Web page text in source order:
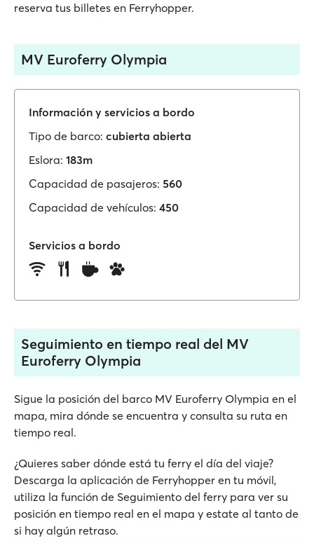
reserva tus billetes en Ferryhopper.
MV Euroferry Olympia
Información y servicios a bordo
Tipo de barco: cubierta abierta
Eslora: 183m
Capacidad de pasajeros: 560
Capacidad de vehículos: 450
Servicios a bordo
Seguimiento en tiempo real del MV
Euroferry Olympia
Sigue la posición del barco MV Euroferry Olympia en el
mapa, mira dónde se encuentra y consulta su ruta en
tiempo real.
¿Quieres saber dónde está tu ferry el día del viaje?
Descarga la aplicación de Ferryhopper en tu móvil,
utiliza la función de Seguimiento del ferry para ver su
posición en tiempo real en el mapa y estate al tanto de
si hay algún retraso.